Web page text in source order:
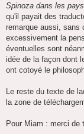
Spinoza dans les
qu'il payait des
remarque aussi, sans
excessivement la
éventuelles sont
idée de la façon dont
ont cotoyé le
Le reste du texte de
la zone de
Pour Miam : merci de